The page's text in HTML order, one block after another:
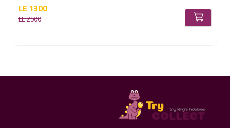
LE 1300
LE 2500